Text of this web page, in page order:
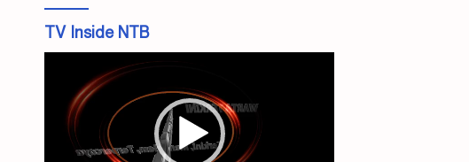
TV Inside NTB